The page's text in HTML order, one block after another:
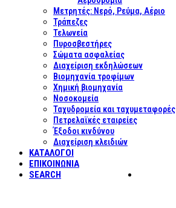
Μετρητές: Νερό, Ρεύμα, Αέριο
Τράπεζες
Τελωνεία
Πυροσβεστήρες
Σώματα ασφαλείας
Διαχείριση εκδηλώσεων
Βιομηχανία τροφίμων
Χημική βιομηχανία
Νοσοκομεία
Ταχυδρομεία και ταχυμεταφορές
Πετρελαϊκές εταιρείες
Έξοδοι κινδύνου
Διαχείριση κλειδιών
ΚΑΤΑΛΟΓΟΙ
ΕΠΙΚΟΙΝΩΝΊΑ
SEARCH